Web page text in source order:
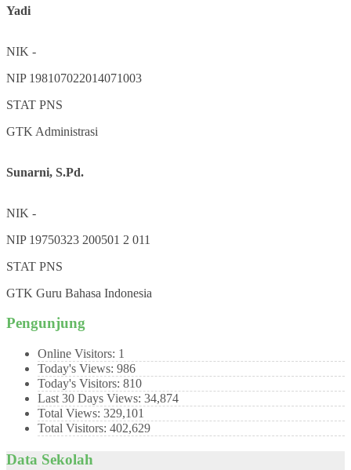
Yadi
NIK -
NIP 198107022014071003
STAT PNS
GTK Administrasi
Sunarni, S.Pd.
NIK -
NIP 19750323 200501 2 011
STAT PNS
GTK Guru Bahasa Indonesia
Pengunjung
Online Visitors: 1
Today's Views: 986
Today's Visitors: 810
Last 30 Days Views: 34,874
Total Views: 329,101
Total Visitors: 402,629
Data Sekolah